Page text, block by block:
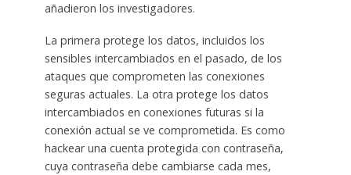
añadieron los investigadores.
La primera protege los datos, incluidos los
sensibles intercambiados en el pasado, de los
ataques que comprometen las conexiones
seguras actuales. La otra protege los datos
intercambiados en conexiones futuras si la
conexión actual se ve comprometida. Es como
hackear una cuenta protegida con contraseña,
cuya contraseña debe cambiarse cada mes,